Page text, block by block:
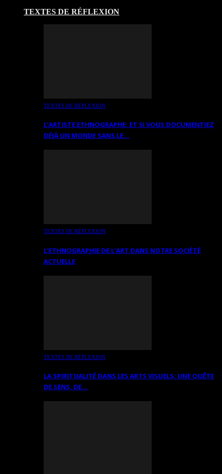
TEXTES DE RÉFLEXION
TEXTES DE RÉFLEXION
L’ARTISTE ETHNOGRAPHE: ET SI VOUS DOCUMENTIEZ
DÉJÀ UN MONDE SANS LE…
TEXTES DE RÉFLEXION
L’ETHNOGRAPHIE DE L’ART DANS NOTRE SOCIÉTÉ
ACTUELLE
TEXTES DE RÉFLEXION
LA SPIRITUALITÉ DANS LES ARTS VISUELS: UNE QUÊTE
DE SENS, DE…